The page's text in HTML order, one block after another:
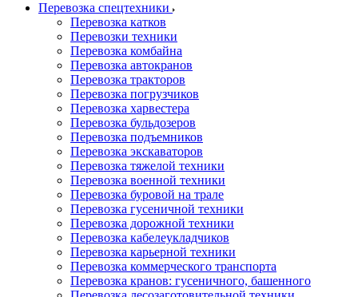
Перевозка спецтехники
Перевозка катков
Перевозки техники
Перевозка комбайна
Перевозка автокранов
Перевозка тракторов
Перевозка погрузчиков
Перевозка харвестера
Перевозка бульдозеров
Перевозка подъемников
Перевозка экскаваторов
Перевозка тяжелой техники
Перевозка военной техники
Перевозка буровой на трале
Перевозка гусеничной техники
Перевозка дорожной техники
Перевозка кабелеукладчиков
Перевозка карьерной техники
Перевозка коммерческого транспорта
Перевозка кранов: гусеничного, башенного